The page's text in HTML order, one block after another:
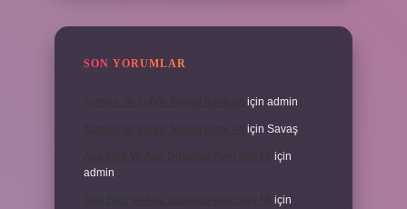
SON YORUMLAR
için admin
için Savaş
için
admin
için